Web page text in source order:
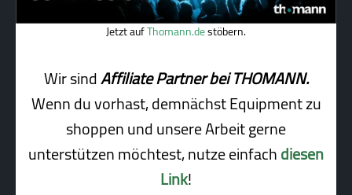
Jetzt aufThomann.destöbern.
Wir sindAffiliate Partner bei THOMANN.
Wenn du vorhast, demnächst Equipment zu
shoppen und unsere Arbeit gerne
unterstützen möchtest, nutze einfachdiesen
Link!